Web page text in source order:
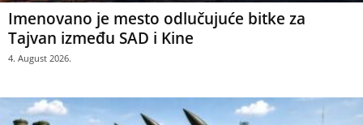
Imenovano je mesto odlučujuće bitke za
Tajvan između SAD i Kine
4. August 2026.